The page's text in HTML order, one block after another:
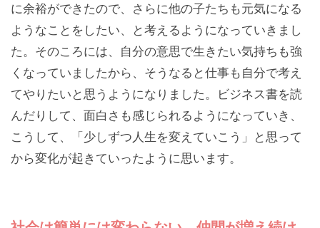
に余裕ができたので、さらに他の子たちも元気になる
ようなことをしたい、と考えるようになっていきまし
た。そのころには、自分の意思で生きたい気持ちも強
くなっていましたから、そうなると仕事も自分で考え
てやりたいと思うようになりました。ビジネス書を読
んだりして、面白さも感じられるようになっていき、
こうして、「少しずつ人生を変えていこう」と思って
から変化が起きていったように思います。